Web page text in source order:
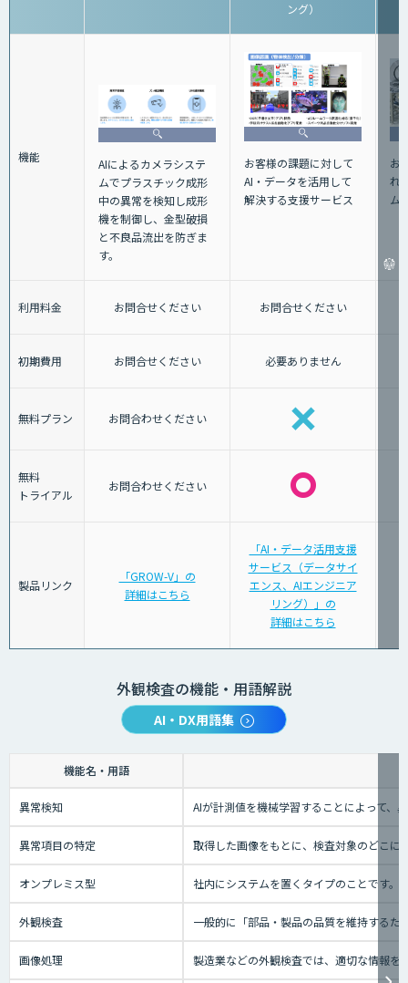
ング）
機能
AIによるカメラシステ
ムでプラスチック成形
中の異常を検知し成形
機を制御し、金型破損
と不良品流出を防ぎま
す。
お客様の課題に対して
AI・データを活用して
解決する支援サービス
お
れ
ム
利用料金 お問合せください お問合せください
初期費用 お問合せください 必要ありません
無料プラン お問合わせください
無料
トライアル
お問合わせください
製品リンク
「GROW-V」の
詳細はこちら
「AI・データ活用支援
サービス（データサイ
エンス、AIエンジニア
リング）」の
詳細はこちら
外観検査の機能・用語解説
AI・DX用語集
機能名・用語
異常検知 AIが計測値を機械学習することによって、
異常項目の特定 取得した画像をもとに、検査対象のどこに
オンプレミス型 社内にシステムを置くタイプのことです
外観検査 一般的に「部品・製品の品質を維持する
画像処理 製造業などの外観検査では、適切な情報を